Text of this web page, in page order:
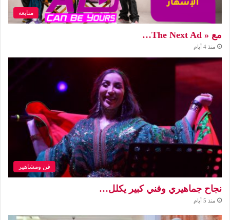
متابعة
مع « The Next Ad…
منذ 4 أيام
فن ومشاهير
نجاح جماهيري وفني كبير يكلل…
منذ 5 أيام